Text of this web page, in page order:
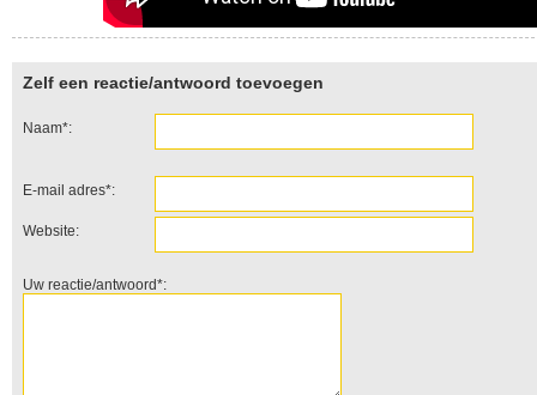
Zelf een reactie/antwoord toevoegen
Naam*:
E-mail adres*:
Website:
Uw reactie/antwoord*: